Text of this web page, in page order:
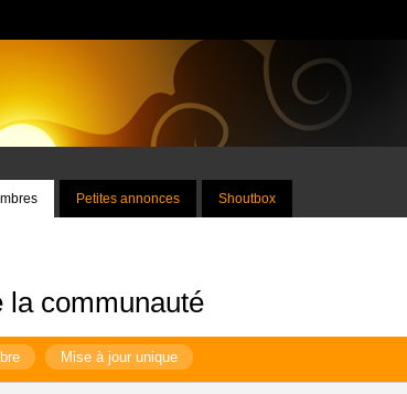
Petites annonces Shoutbox
la communauté
Mise à jour unique